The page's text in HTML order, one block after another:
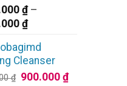
₫ –
₫Khoảng
từ
1.125.000 ₫
đến
Cleanser
₫ Giá
900.000₫Giá